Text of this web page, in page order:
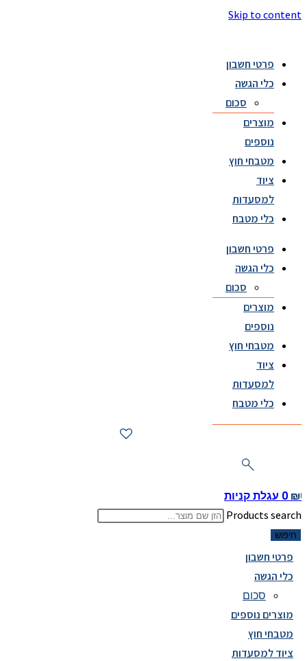
Skip to content
פרטי חשבון
כלי הגשה
סכום
מוצרים
נוספים
מטבחי חוץ
ציוד
למסעדות
כלי מטבח
פרטי חשבון
כלי הגשה
סכום
מוצרים
נוספים
מטבחי חוץ
ציוד
למסעדות
כלי מטבח
₪
0 עגלת קניות
Products search
חיפוש
פרטי חשבון
כלי הגשה
סכום
מוצרים נוספים
מטבחי חוץ
ציוד למסעדות